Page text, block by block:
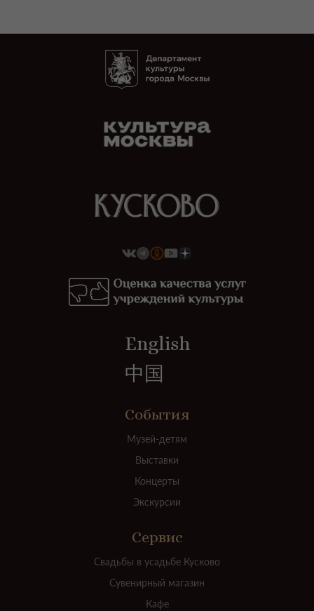
English
中国
События
Музей-детям
Выставки
Концерты
Экскурсии
Сервис
Свадьбы в усадьбе Кусково
Сувенирный магазин
Кафе